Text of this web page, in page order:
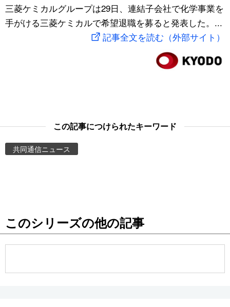
文化
動画/Live
Images
People
公式SNS
スポーツ・東京2020
三菱ケミカルグループは29日、連結子会社で化学事業を
手がける三菱ケミカルで希望退職を募ると発表した。...
記事全文を読む（外部サイト）
この記事につけられたキーワード
共同通信ニュース
このシリーズの他の記事